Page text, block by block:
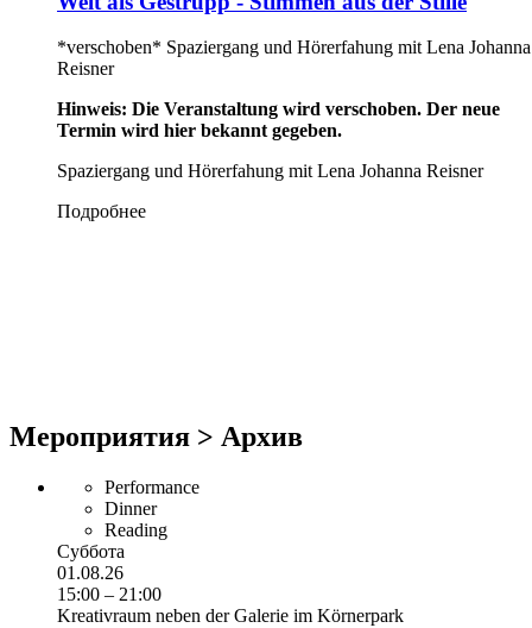
*verschoben* Spaziergang und Hörerfahung mit Lena Johanna
Reisner
Hinweis: Die Veranstaltung wird verschoben. Der neue
Termin wird hier bekannt gegeben.
Spaziergang und Hörerfahung mit Lena Johanna Reisner
Подробнее
Мероприятия > Архив
Performance
Dinner
Reading
Суббота
01.08.26
15:00 – 21:00
Kreativraum neben der Galerie im Körnerpark